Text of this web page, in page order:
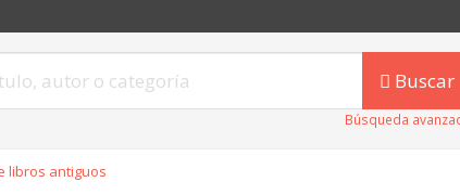
Buscar
Búsqueda
libros antiguos